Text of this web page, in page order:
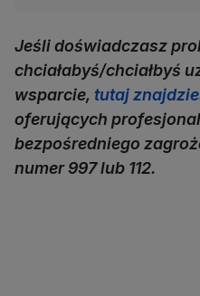
Jeśli doświadczasz
chciałabyś/chciałbyś
wsparcie, tutaj
oferujących
bezpośredniego
numer 997 lub 112.